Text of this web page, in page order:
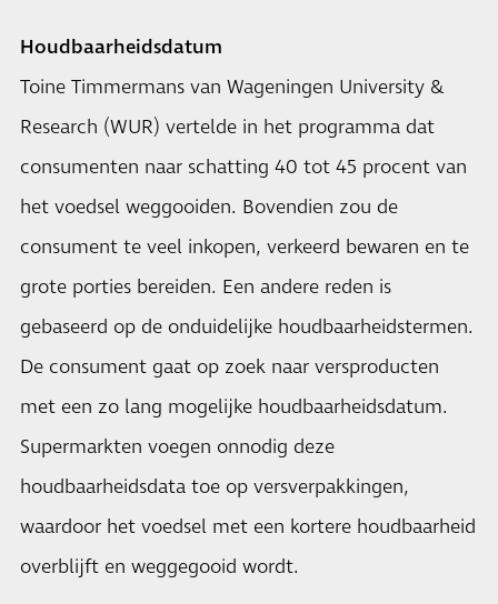
Houdbaarheidsdatum
Toine Timmermans van Wageningen University &
Research (WUR) vertelde in het programma dat
consumenten naar schatting 40 tot 45 procent van
het voedsel weggooiden. Bovendien zou de
consument te veel inkopen, verkeerd bewaren en te
grote porties bereiden. Een andere reden is
gebaseerd op de onduidelijke houdbaarheidstermen.
De consument gaat op zoek naar versproducten
met een zo lang mogelijke houdbaarheidsdatum.
Supermarkten voegen onnodig deze
houdbaarheidsdata toe op versverpakkingen,
waardoor het voedsel met een kortere houdbaarheid
overblijft en weggegooid wordt.